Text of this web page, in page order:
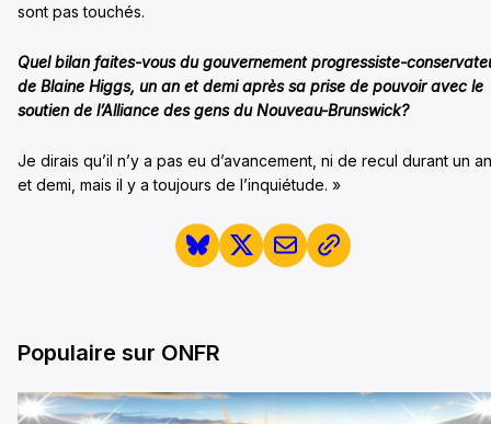
sont pas touchés.
Quel bilan faites-vous du gouvernement progressiste-
de Blaine Higgs, un an et demi après sa prise de pouvoir avec le
soutien de l’Alliance des gens du Nouveau-Brunswick?
Je dirais qu’il n’y a pas eu d’avancement, ni de recul durant un an
et demi, mais il y a toujours de l’inquiétude. »
Populaire sur ONFR